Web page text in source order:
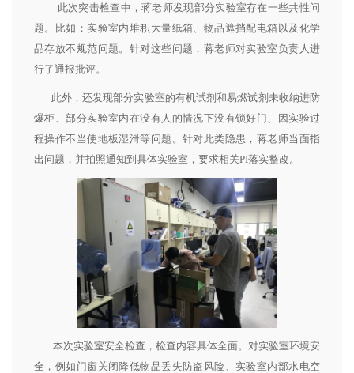
此次突击检查中，蒋老师发现部分实验室存在一些共性问
题。比如：实验室内堆积大量纸箱、物品遮挡配电箱以及化学
品存放不规范问题。针对这些问题，蒋老师对实验室负责人进
行了通报批评。
此外，还发现部分实验室的有机试剂和易燃试剂未收纳进防
爆柜、部分实验室内在没有人的情况下没有锁好门、因实验过
程操作不当使地板湿滑等问题。针对此类隐患，蒋老师当面指
出问题，并拍照通知到具体实验室，要求相关PI落实整改。
本次实验室安全检查，检查内容具体全面。对实验室环境安
全，例如门窗关闭降低物品丢失防盗风险、实验室内部水电空